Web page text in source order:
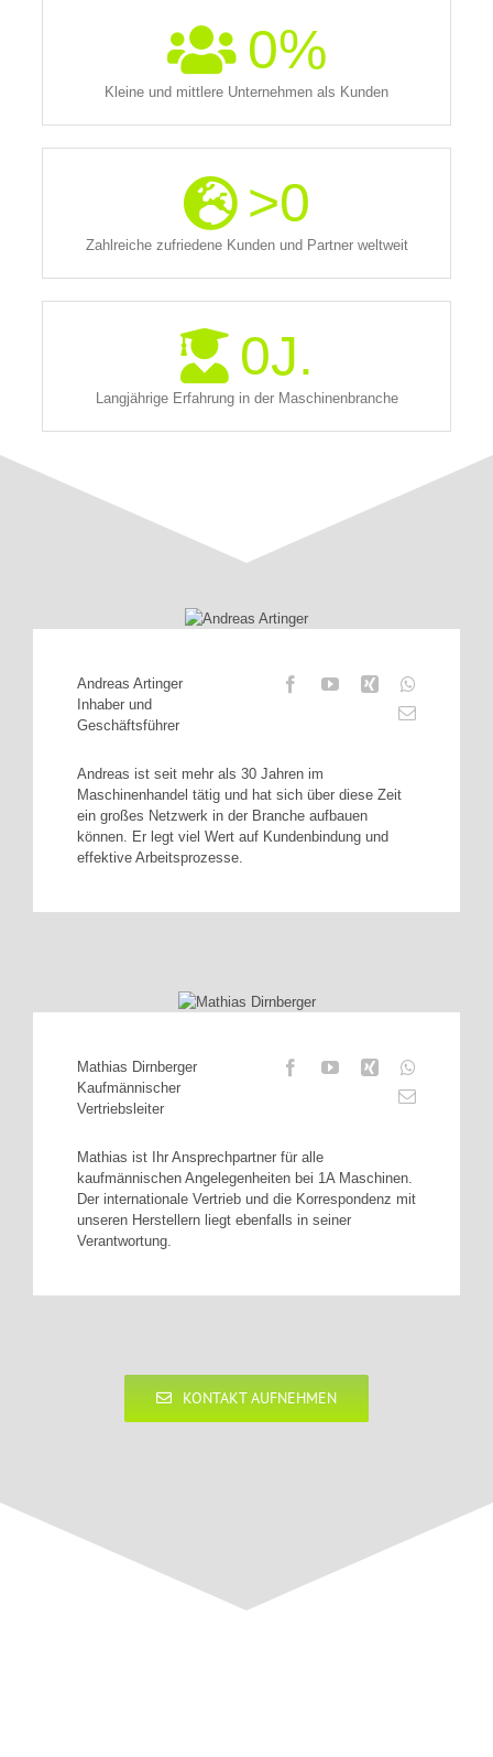
0%
Kleine und mittlere Unternehmen als Kunden
>0
Zahlreiche zufriedene Kunden und Partner weltweit
0J.
Langjährige Erfahrung in der Maschinenbranche
Andreas Artinger
Inhaber und
Geschäftsführer
Andreas ist seit mehr als 30 Jahren im
Maschinenhandel tätig und hat sich über diese Zeit
ein großes Netzwerk in der Branche aufbauen
können. Er legt viel Wert auf Kundenbindung und
effektive Arbeitsprozesse.
Mathias Dirnberger
Kaufmännischer
Vertriebsleiter
Mathias ist Ihr Ansprechpartner für alle
kaufmännischen Angelegenheiten bei 1A Maschinen.
Der internationale Vertrieb und die Korrespondenz mit
unseren Herstellern liegt ebenfalls in seiner
Verantwortung.
KONTAKT AUFNEHMEN